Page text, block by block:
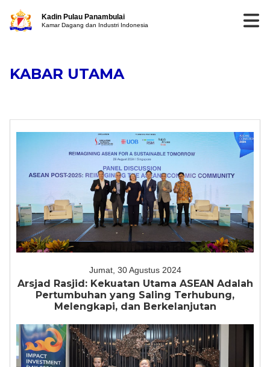
Kadin Pulau Panambulai
Kamar Dagang dan Industri Indonesia
KABAR UTAMA
Jumat, 30 Agustus 2024
Arsjad Rasjid: Kekuatan Utama ASEAN Adalah
Pertumbuhan yang Saling Terhubung,
Melengkapi, dan Berkelanjutan